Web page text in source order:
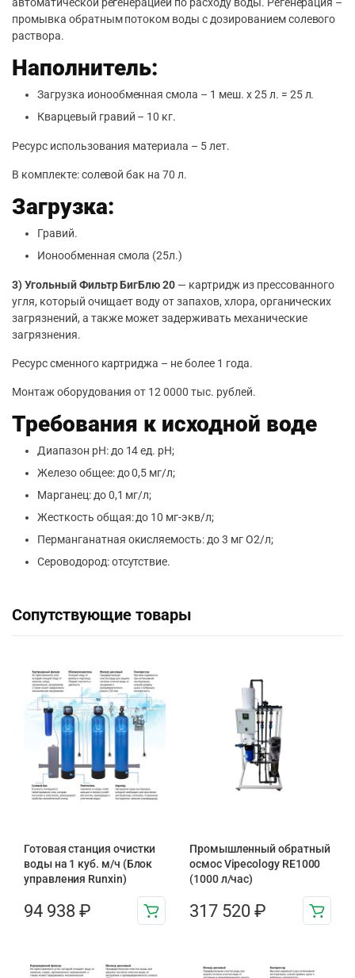
автоматической регенерацией по расходу воды. Регенерация –
промывка обратным потоком воды с дозированием солевого
раствора.
Наполнитель:
Загрузка ионообменная смола – 1 меш. х 25 л. = 25 л.
Кварцевый гравий – 10 кг.
Ресурс использования материала – 5 лет.
В комплекте: солевой бак на 70 л.
Загрузка:
Гравий.
Ионообменная смола (25л.)
3)Угольный Фильтр БигБлю 20 — картридж из прессованного
угля, который очищает воду от запахов, хлора, органических
загрязнений, а также может задерживать механические
загрязнения.
Ресурс сменного картриджа – не более 1 года.
Монтаж оборудования от 12 0000 тыс. рублей.
Требования к исходной воде
Диапазон pH: до 14 ед. pH;
Железо общее: до 0,5 мг/л;
Марганец: до 0,1 мг/л;
Жесткость общая: до 10 мг-экв/л;
Перманганатная окисляемость: до 3 мг О2/л;
Сероводород: отсутствие.
Сопутствующие товары
Готовая станция очистки
воды на 1 куб. м/ч (Блок
управления Runxin)
94 938 ₽
Промышленный обратный
осмос Vipecology RE1000
(1000 л/час)
317 520 ₽